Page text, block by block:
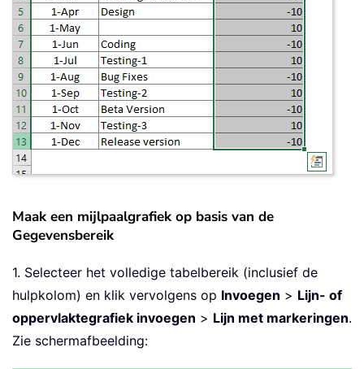
Maak een mijlpaalgrafiek op basis van de
Gegevensbereik
1. Selecteer het volledige tabelbereik (inclusief de
hulpkolom) en klik vervolgens op Invoegen > Lijn- of
oppervlaktegrafiek invoegen > Lijn met markeringen.
Zie schermafbeelding: